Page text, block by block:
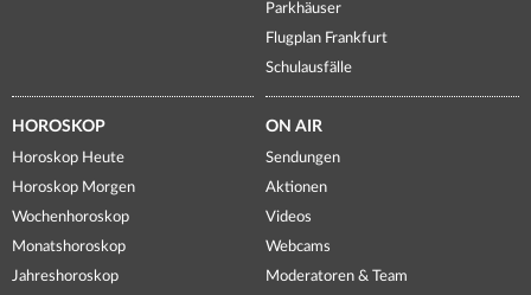
Parkhäuser
Flugplan Frankfurt
Schulausfälle
HOROSKOP
Horoskop Heute
Horoskop Morgen
Wochenhoroskop
Monatshoroskop
Jahreshoroskop
ON AIR
Sendungen
Aktionen
Videos
Webcams
Moderatoren & Team